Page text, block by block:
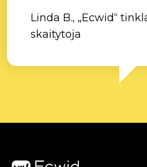
Linda B., „Ecwid“
skaitytoja